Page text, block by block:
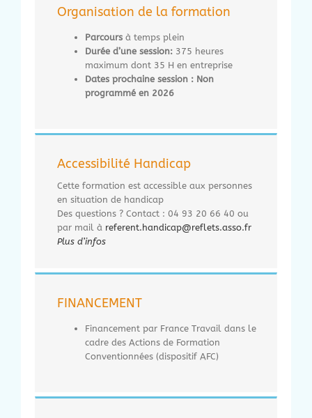
Organisation de la formation
Parcours à temps plein
Durée d’une session: 375 heures
maximum dont 35 H en entreprise
Dates prochaine session : Non
programmé en 2026
Accessibilité Handicap
Cette formation est accessible aux personnes
en situation de handicap
Des questions ? Contact : 04 93 20 66 40 ou
par mail à referent.handicap@reflets.asso.fr
Plus d’infos
FINANCEMENT
Financement par France Travail dans le
cadre des Actions de Formation
Conventionnées (dispositif AFC)